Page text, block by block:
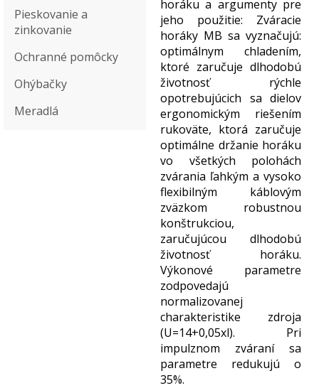
Pieskovanie a
zinkovanie
Ochranné pomôcky
Ohýbačky
Meradlá
horáku a argumenty pre
jeho použitie: Zváracie
horáky MB sa vyznačujú:
optimálnym chladením,
ktoré zaručuje dlhodobú
životnosť rýchle
opotrebujúcich sa dielov
ergonomickým riešením
rukoväte, ktorá zaručuje
optimálne držanie horáku
vo všetkých polohách
zvárania ľahkým a vysoko
flexibilným káblovým
zväzkom robustnou
konštrukciou,
zaručujúcou dlhodobú
životnosť horáku.
Výkonové parametre
zodpovedajú
normalizovanej
charakteristike zdroja
(U=14+0,05xl). Pri
impulznom zváraní sa
parametre redukujú o
35%.